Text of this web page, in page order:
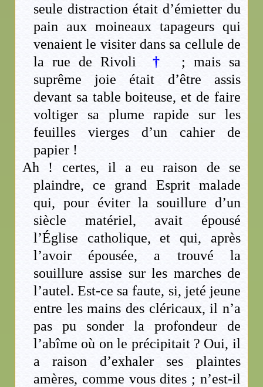
seule distraction était d’émietter du
pain aux moineaux tapageurs qui
venaient le visiter dans sa cellule de
la rue de Rivoli
†
; mais sa
suprême joie était d’être assis
devant sa table boiteuse, et de faire
voltiger sa plume rapide sur les
feuilles vierges d’un cahier de
papier !
Ah ! certes, il a eu raison de se
plaindre, ce grand Esprit malade
qui, pour éviter la souillure d’un
siècle matériel, avait épousé
l’Église catholique, et qui, après
l’avoir épousée, a trouvé la
souillure assise sur les marches de
l’autel. Est-ce sa faute, si, jeté jeune
entre les mains des cléricaux, il n’a
pas pu sonder la profondeur de
l’abîme où on le précipitait ? Oui, il
a raison d’exhaler ses plaintes
amères, comme vous dites ; n’est-il